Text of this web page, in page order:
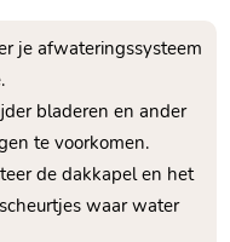
je afwateringssysteem
bladeren en ander
te voorkomen.​
de dakkapel en het
waar water